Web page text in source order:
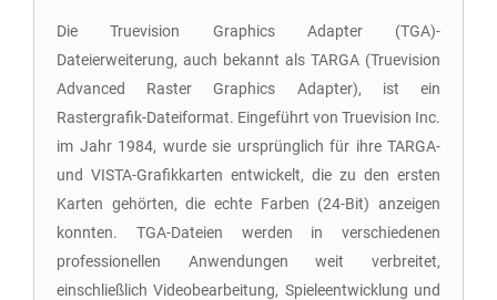
Die Truevision Graphics Adapter (TGA)-
Dateierweiterung, auch bekannt als TARGA (Truevision
Advanced Raster Graphics Adapter), ist ein
Rastergrafik-Dateiformat. Eingeführt von Truevision Inc.
im Jahr 1984, wurde sie ursprünglich für ihre TARGA-
und VISTA-Grafikkarten entwickelt, die zu den ersten
Karten gehörten, die echte Farben (24-Bit) anzeigen
konnten. TGA-Dateien werden in verschiedenen
professionellen Anwendungen weit verbreitet,
einschließlich Videobearbeitung, Spieleentwicklung und